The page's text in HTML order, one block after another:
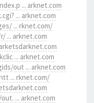
... arknet.com
... arknet.com
... rknet.com/
... arknet.com
... arknet.com
out ... arknet.com
... rknet.com/
... arknet.com